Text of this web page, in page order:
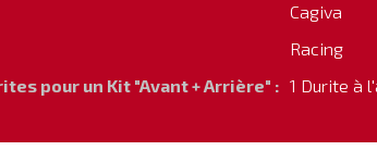
Cagiva
Racing
pour un Kit "Avant + Arrière" : 1 Durite à